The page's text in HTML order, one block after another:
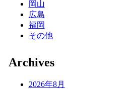
岡山
広島
福岡
その他
Archives
2026年8月